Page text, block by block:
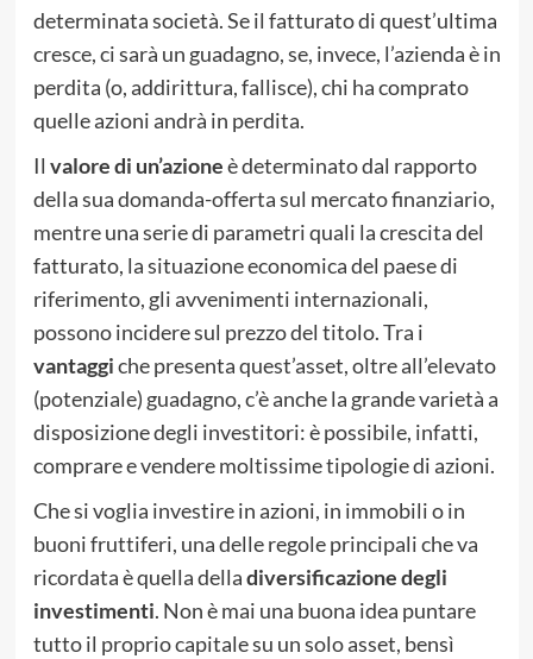
determinata società. Se il fatturato di quest’ultima
cresce, ci sarà un guadagno, se, invece, l’azienda è in
perdita (o, addirittura, fallisce), chi ha comprato
quelle azioni andrà in perdita.
Il valore di un’azioneè determinato dal rapporto
della sua domanda-offerta sul mercato finanziario,
mentre una serie di parametri quali la crescita del
fatturato, la situazione economica del paese di
riferimento, gli avvenimenti internazionali,
possono incidere sul prezzo del titolo. Tra i
vantaggiche presenta quest’asset, oltre all’elevato
(potenziale) guadagno, c’è anche la grande varietà a
disposizione degli investitori: è possibile, infatti,
comprare e vendere moltissime tipologie di azioni.
Che si voglia investire in azioni, in immobili o in
buoni fruttiferi, una delle regole principali che va
ricordata è quella delladiversificazione degli
investimenti. Non è mai una buona idea puntare
tutto il proprio capitale su un solo asset, bensì